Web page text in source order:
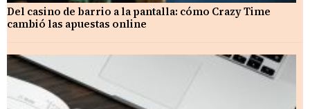
Del casino de barrio a la pantalla: cómo Crazy Time
cambió las apuestas online